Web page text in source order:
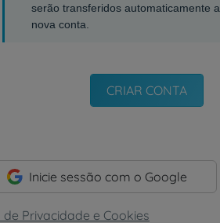
serão transferidos automaticamente
nova conta.
CRIAR CONTA
Inicie sessão com o Google
de Privacidade e Cookies